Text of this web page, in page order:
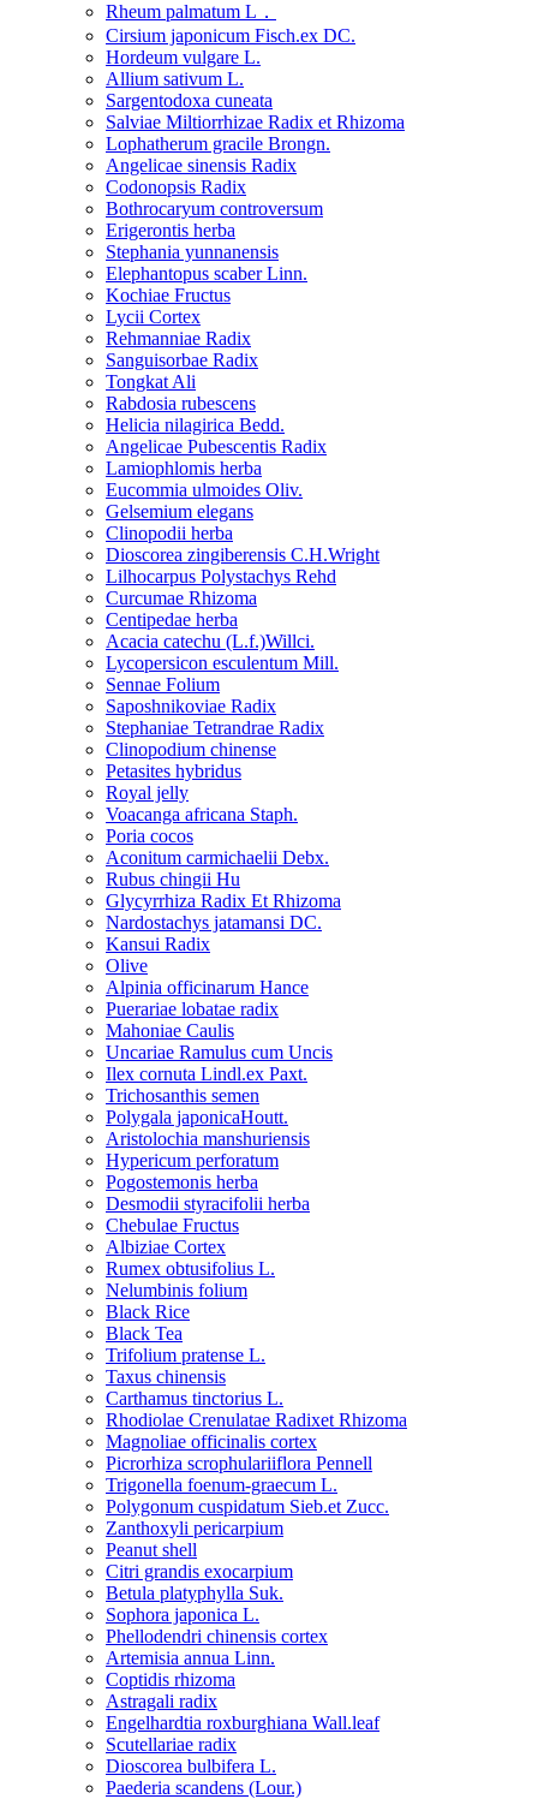
Rheum palmatum L．
Cirsium japonicum Fisch.ex DC.
Hordeum vulgare L.
Allium sativum L.
Sargentodoxa cuneata
Salviae Miltiorrhizae Radix et Rhizoma
Lophatherum gracile Brongn.
Angelicae sinensis Radix
Codonopsis Radix
Bothrocaryum controversum
Erigerontis herba
Stephania yunnanensis
Elephantopus scaber Linn.
Kochiae Fructus
Lycii Cortex
Rehmanniae Radix
Sanguisorbae Radix
Tongkat Ali
Rabdosia rubescens
Helicia nilagirica Bedd.
Angelicae Pubescentis Radix
Lamiophlomis herba
Eucommia ulmoides Oliv.
Gelsemium elegans
Clinopodii herba
Dioscorea zingiberensis C.H.Wright
Lilhocarpus Polystachys Rehd
Curcumae Rhizoma
Centipedae herba
Acacia catechu (L.f.)Willci.
Lycopersicon esculentum Mill.
Sennae Folium
Saposhnikoviae Radix
Stephaniae Tetrandrae Radix
Clinopodium chinense
Petasites hybridus
Royal jelly
Voacanga africana Staph.
Poria cocos
Aconitum carmichaelii Debx.
Rubus chingii Hu
Glycyrrhiza Radix Et Rhizoma
Nardostachys jatamansi DC.
Kansui Radix
Olive
Alpinia officinarum Hance
Puerariae lobatae radix
Mahoniae Caulis
Uncariae Ramulus cum Uncis
Ilex cornuta Lindl.ex Paxt.
Trichosanthis semen
Polygala japonicaHoutt.
Aristolochia manshuriensis
Hypericum perforatum
Pogostemonis herba
Desmodii styracifolii herba
Chebulae Fructus
Albiziae Cortex
Rumex obtusifolius L.
Nelumbinis folium
Black Rice
Black Tea
Trifolium pratense L.
Taxus chinensis
Carthamus tinctorius L.
Rhodiolae Crenulatae Radixet Rhizoma
Magnoliae officinalis cortex
Picrorhiza scrophulariiflora Pennell
Trigonella foenum-graecum L.
Polygonum cuspidatum Sieb.et Zucc.
Zanthoxyli pericarpium
Peanut shell
Citri grandis exocarpium
Betula platyphylla Suk.
Sophora japonica L.
Phellodendri chinensis cortex
Artemisia annua Linn.
Coptidis rhizoma
Astragali radix
Engelhardtia roxburghiana Wall.leaf
Scutellariae radix
Dioscorea bulbifera L.
Paederia scandens (Lour.)